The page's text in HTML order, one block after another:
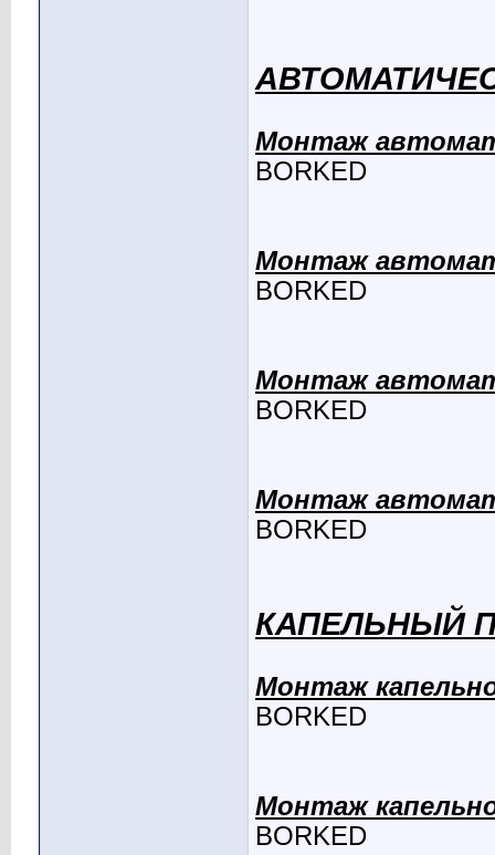
Монтаж
BORKED
Монтаж
BORKED
Монтаж
BORKED
Монтаж
BORKED
КАПЕЛЬНЫЙ
Монтаж
BORKED
Монтаж
BORKED